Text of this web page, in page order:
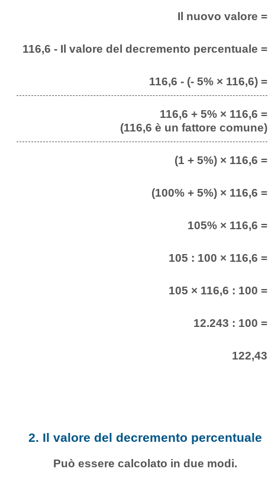
Il nuovo valore =
116,6 - Il valore del decremento percentuale =
116,6 - (- 5% × 116,6) =
116,6 + 5% × 116,6 =
(116,6 è un fattore comune)
(1 + 5%) × 116,6 =
(100% + 5%) × 116,6 =
105% × 116,6 =
105 : 100 × 116,6 =
105 × 116,6 : 100 =
12.243 : 100 =
122,43
2. Il valore del decremento percentuale
Può essere calcolato in due modi.